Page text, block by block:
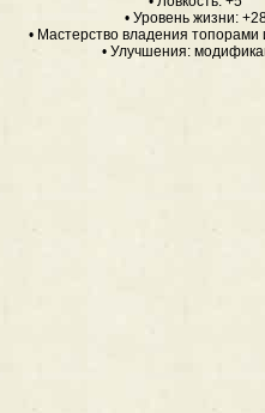
• Уровень жизни:
• Мастерство владения топорами
• Улучшения: